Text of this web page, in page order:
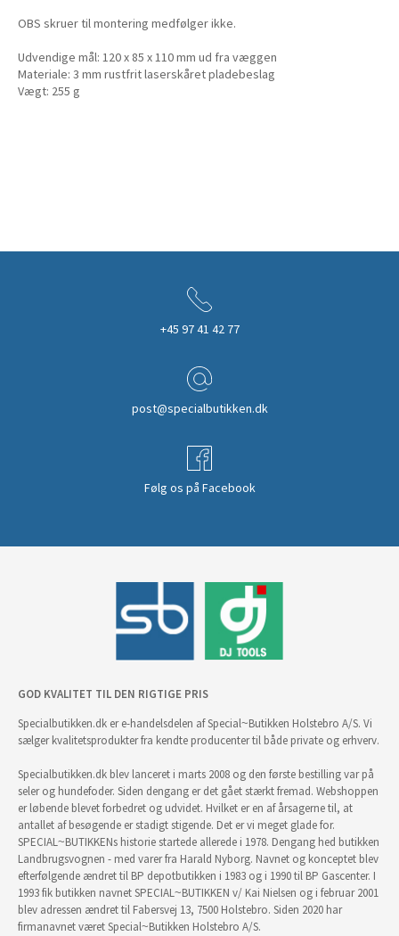
OBS skruer til montering medfølger ikke.
Udvendige mål: 120 x 85 x 110 mm ud fra væggen
Materiale: 3 mm rustfrit laserskåret pladebeslag
Vægt: 255 g
+45 97 41 42 77
post@specialbutikken.dk
Følg os på Facebook
GOD KVALITET TIL DEN RIGTIGE PRIS
Specialbutikken.dk er e-handelsdelen af Special~Butikken Holstebro A/S. Vi
sælger kvalitetsprodukter fra kendte producenter til både private og erhverv.
Specialbutikken.dk blev lanceret i marts 2008 og den første bestilling var på
seler og hundefoder. Siden dengang er det gået stærkt fremad. Webshoppen
er løbende blevet forbedret og udvidet. Hvilket er en af årsagerne til, at
antallet af besøgende er stadigt stigende. Det er vi meget glade for.
SPECIAL~BUTIKKENs historie startede allerede i 1978. Dengang hed butikken
Landbrugsvognen - med varer fra Harald Nyborg. Navnet og konceptet blev
efterfølgende ændret til BP depotbutikken i 1983 og i 1990 til BP Gascenter. I
1993 fik butikken navnet SPECIAL~BUTIKKEN v/ Kai Nielsen og i februar 2001
blev adressen ændret til Fabersvej 13, 7500 Holstebro. Siden 2020 har
firmanavnet været Special~Butikken Holstebro A/S.